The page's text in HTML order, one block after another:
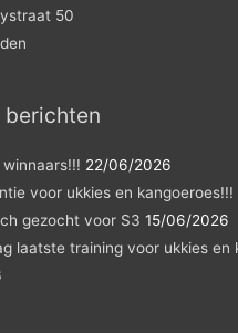
50
berichten
22/06/2026
voor ukkies en kangoeroes!!!
gezocht voor S3 15/06/2026
laatste training voor ukkies en